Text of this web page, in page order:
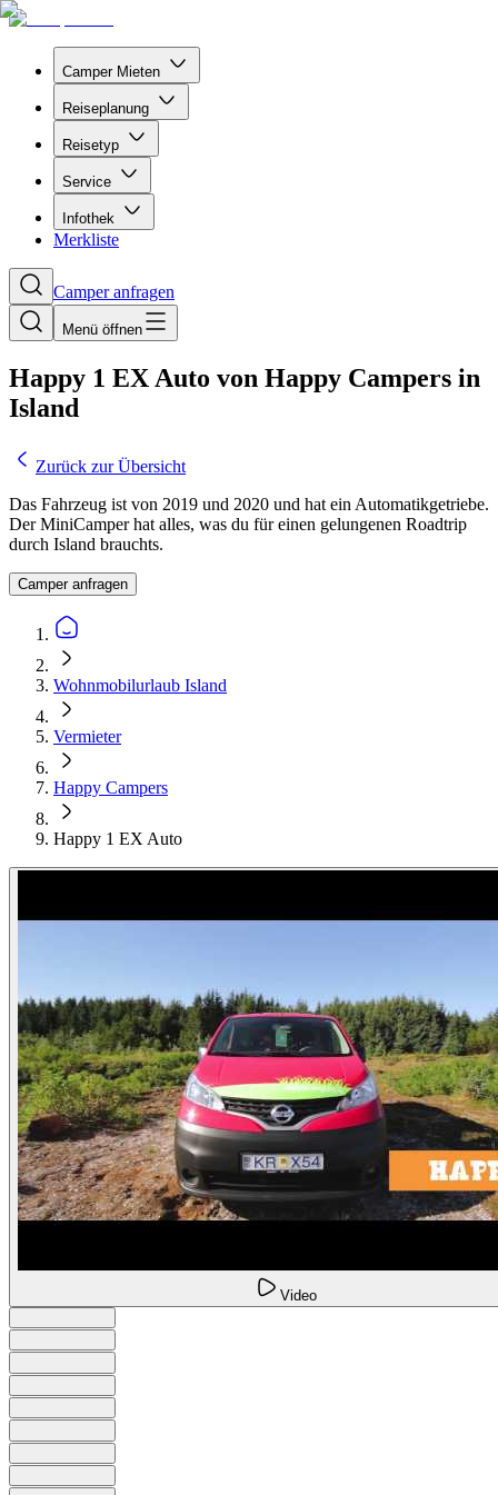
Camper Mieten
Reiseplanung
Reisetyp
Service
Infothek
Merkliste
Camper anfragen
Menü öffnen
Happy 1 EX Auto von Happy Campers in
Island
Zurück zur Übersicht
Das Fahrzeug ist von 2019 und 2020 und hat ein Automatikgetriebe.
Der MiniCamper hat alles, was du für einen gelungenen Roadtrip
durch Island brauchts.
Camper anfragen
Wohnmobilurlaub Island
Vermieter
Happy Campers
Happy 1 EX Auto
Video